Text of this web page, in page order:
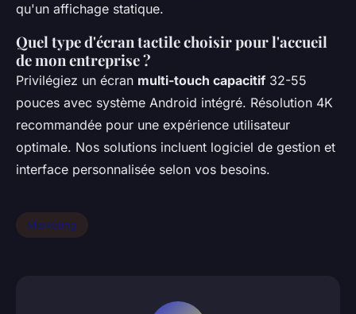
qu'un affichage statique.
Quel type d'écran tactile choisir pour l'accueil
de mon entreprise ?
Privilégiez un écran multi-touch capacitif 32-55
pouces avec système Android intégré. Résolution 4K
recommandée pour une expérience utilisateur
optimale. Nos solutions incluent logiciel de gestion et
interface personnalisée selon vos besoins.
Marketing